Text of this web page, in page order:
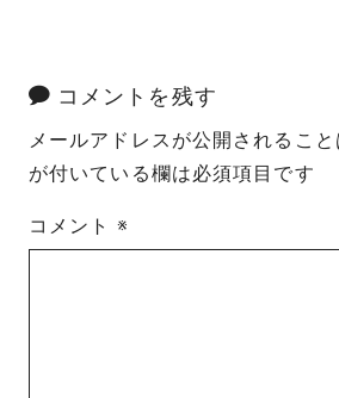
コメントを残す
メールアドレスが公開されること
が付いている欄は必須項目です
コメント ※